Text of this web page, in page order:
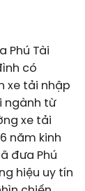
Phú Tài
có
xe tải nhập
ngành từ
xe tải
năm kinh
đưa Phú
hiệu uy tín